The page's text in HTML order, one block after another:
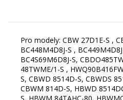
Pro modely: CBW 27D1E-S ,
BC448M4D8J-S ,
BC4S69M6D8J-S,
48TWME/1-S ,
S, CBWD 8514D-S, CBWDS
CBWM 814D-S, HBWD